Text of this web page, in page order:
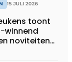
15 JULI 2026
toont
winnend
noviteiten